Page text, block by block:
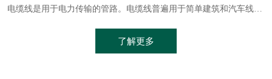
电缆线是用于电力传输的管路。电缆线普遍用于简单建筑和汽车线材，作为能源输送缆线，电缆线的复杂结构勿庸置疑。根据目标功能，电缆线具有以下一些特点：建筑用和车用线材要求轻质、大批量生产、价格低廉、具有相当的电学和力学性能和长时间的耐老化性能；工业用线材必须具有符合客户要求的性能；
了解更多